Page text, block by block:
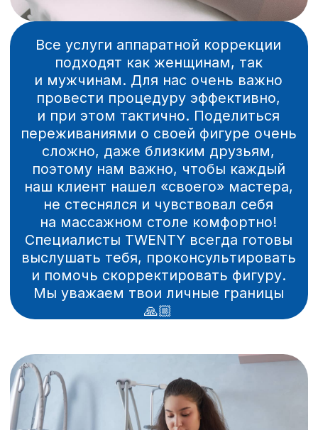
Оставь свои контакты
и мы перезвоним
в течение 10 минут
Нажимая на кнопку «Отправить», вы
подтверждаете, что ознакомились с политикой
конфиденциальности исогласны на обработку
персональных данных
ОТПРАВИТЬ
Запишись и получи услугу
со скидкой до 75%!!!